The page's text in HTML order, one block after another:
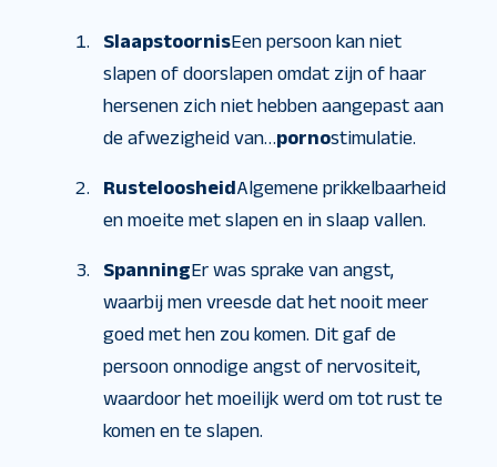
SlaapstoornisEen persoon kan niet
slapen of doorslapen omdat zijn of haar
hersenen zich niet hebben aangepast aan
de afwezigheid van…pornostimulatie.
RusteloosheidAlgemene prikkelbaarheid
en moeite met slapen en in slaap vallen.
SpanningEr was sprake van angst,
waarbij men vreesde dat het nooit meer
goed met hen zou komen. Dit gaf de
persoon onnodige angst of nervositeit,
waardoor het moeilijk werd om tot rust te
komen en te slapen.